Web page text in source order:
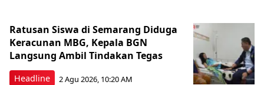
Headline
Ratusan Siswa di Semarang Diduga
Keracunan MBG, Kepala BGN
Langsung Ambil Tindakan Tegas
2 Agu 2026, 10:20 AM